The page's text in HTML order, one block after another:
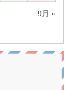
9月 »